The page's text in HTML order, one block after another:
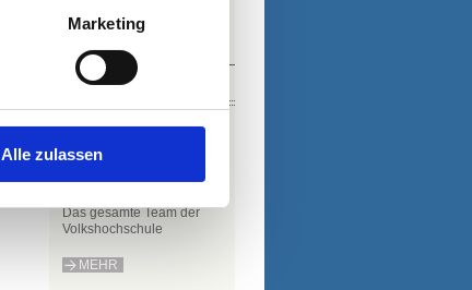
Marketing
Alle zulassen
NEWSLETTER
Das gesamte Team der
Volkshochschule
MEHR